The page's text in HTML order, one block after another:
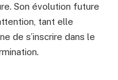
Son évolution future
tant elle
de s’inscrire dans le